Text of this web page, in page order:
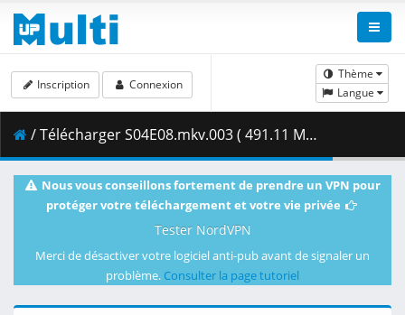
Thème
Langue
Inscription Connexion
/ Télécharger S04E08.mkv.003 ( 491.11 MB )
Nous vous conseillons fortement de prendre un VPN pour
protéger votre téléchargement et votre vie privée
Tester NordVPN
Merci de désactiver votre logiciel anti-pub avant de signaler un
problème. Consulter la page tutoriel